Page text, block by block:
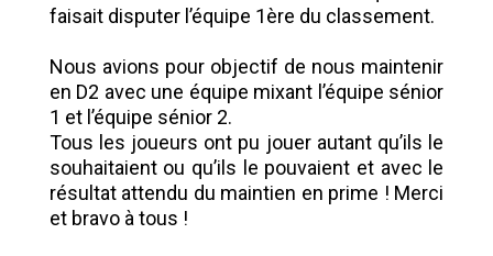
faisait disputer l’équipe 1ère du classement.
Nous avions pour objectif de nous maintenir
en D2 avec une équipe mixant l’équipe sénior
1 et l’équipe sénior 2.
Tous les joueurs ont pu jouer autant qu’ils le
souhaitaient ou qu’ils le pouvaient et avec le
résultat attendu du maintien en prime ! Merci
et bravo à tous !